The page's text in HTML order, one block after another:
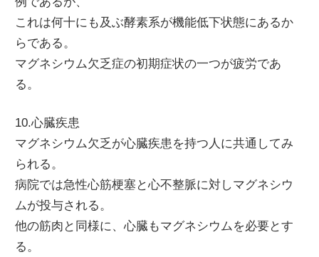
これは何十にも及ぶ酵素系が機能低下状態にあるか
らである。
マグネシウム欠乏症の初期症状の一つが疲労であ
る。
10.心臓疾患
マグネシウム欠乏が心臓疾患を持つ人に共通してみ
られる。
病院では急性心筋梗塞と心不整脈に対しマグネシウ
ムが投与される。
他の筋肉と同様に、心臓もマグネシウムを必要とす
る。